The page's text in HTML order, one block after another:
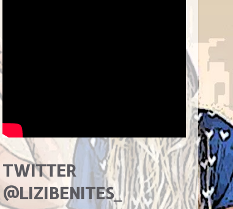
TWITTER
@LIZIBENITES_